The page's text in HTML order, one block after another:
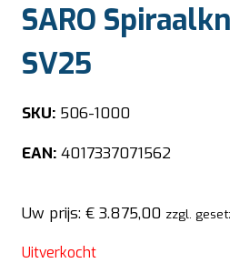
SARO
SV25
SKU: 506-1000
EAN: 4017337071562
Uw prijs: € 3.875,00 zzgl.
Uitverkocht